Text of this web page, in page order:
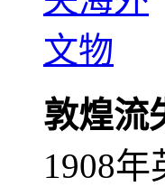
敦煌流
1908